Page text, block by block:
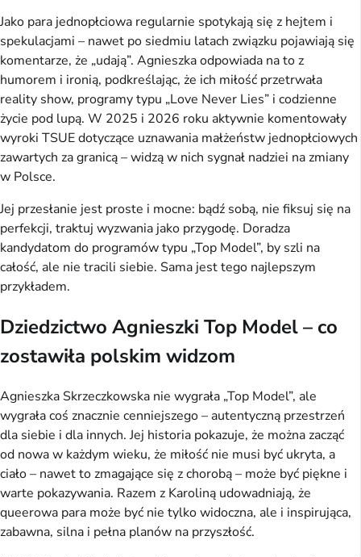
Jako para jednopłciowa regularnie spotykają się z hejtem i
spekulacjami – nawet po siedmiu latach związku pojawiają się
komentarze, że „udają”. Agnieszka odpowiada na to z
humorem i ironią, podkreślając, że ich miłość przetrwała
reality show, programy typu „Love Never Lies” i codzienne
życie pod lupą. W 2025 i 2026 roku aktywnie komentowały
wyroki TSUE dotyczące uznawania małżeństw jednopłciowych
zawartych za granicą – widzą w nich sygnał nadziei na zmiany
w Polsce.
Jej przesłanie jest proste i mocne: bądź sobą, nie fiksuj się na
perfekcji, traktuj wyzwania jako przygodę. Doradza
kandydatom do programów typu „Top Model”, by szli na
całość, ale nie tracili siebie. Sama jest tego najlepszym
przykładem.
Dziedzictwo Agnieszki Top Model – co
zostawiła polskim widzom
Agnieszka Skrzeczkowska nie wygrała „Top Model”, ale
wygrała coś znacznie cenniejszego – autentyczną przestrzeń
dla siebie i dla innych. Jej historia pokazuje, że można zacząć
od nowa w każdym wieku, że miłość nie musi być ukryta, a
ciało – nawet to zmagające się z chorobą – może być piękne i
warte pokazywania. Razem z Karoliną udowadniają, że
queerowa para może być nie tylko widoczna, ale i inspirująca,
zabawna, silna i pełna planów na przyszłość.